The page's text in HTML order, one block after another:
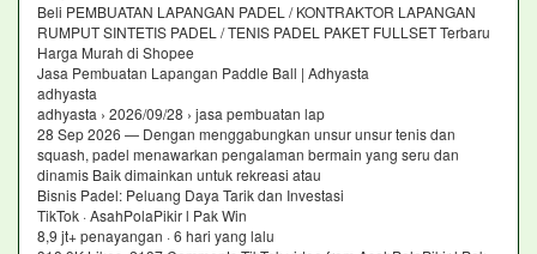
Beli PEMBUATAN LAPANGAN PADEL / KONTRAKTOR LAPANGAN
RUMPUT SINTETIS PADEL / TENIS PADEL PAKET FULLSET Terbaru
Harga Murah di Shopee
Jasa Pembuatan Lapangan Paddle Ball | Adhyasta
adhyasta
adhyasta › 2026/09/28 › jasa pembuatan lap
28 Sep 2026 — Dengan menggabungkan unsur unsur tenis dan
squash, padel menawarkan pengalaman bermain yang seru dan
dinamis Baik dimainkan untuk rekreasi atau
Bisnis Padel: Peluang Daya Tarik dan Investasi
TikTok · AsahPolaPikir l Pak Win
8,9 jt+ penayangan · 6 hari yang lalu